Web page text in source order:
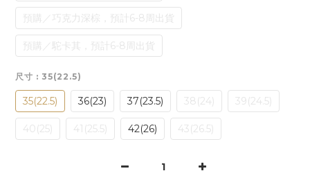
預購／巧克力深棕，預計6-8周出貨
預購／駝卡其，預計6-8周出貨
尺寸 : 35(22.5)
35(22.5) 36(23) 37(23.5) 38(24) 39(24.5)
40(25) 41(25.5) 42(26) 43(26.5)